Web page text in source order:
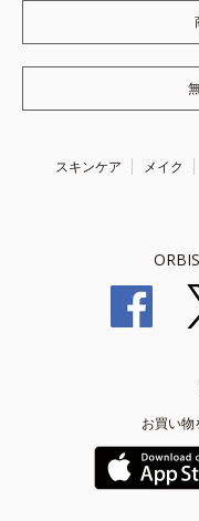
スキンケア メイク
お買い物